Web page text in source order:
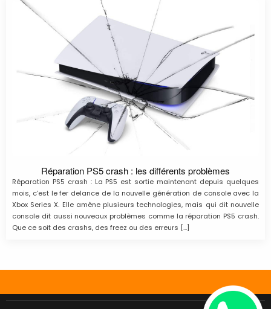
Réparation PS5 crash : les différents problèmes
Réparation PS5 crash : La PS5 est sortie maintenant depuis quelques
mois, c’est le fer delance de la nouvelle génération de console avec la
Xbox Series X. Elle amène plusieurs technologies, mais qui dit nouvelle
console dit aussi nouveaux problèmes comme la réparation PS5 crash.
Que ce soit des crashs, des freez ou des erreurs […]